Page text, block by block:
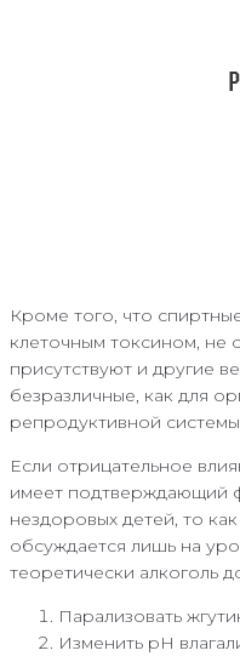
Кроме того, что
клеточным токсином, не
присутствуют и другие
безразличные, как для
репродуктивной
Если отрицательное
имеет подтверждающий
нездоровых детей, то
обсуждается лишь на
теоретически алкоголь
Парализовать
Изменить pH